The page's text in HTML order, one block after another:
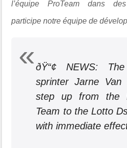
l’équipe ProTeam dans
participe notre équipe de
ðŸ“¢ NEWS:
sprinter Jarne
step up from the
Team to the Lotto
with immediate